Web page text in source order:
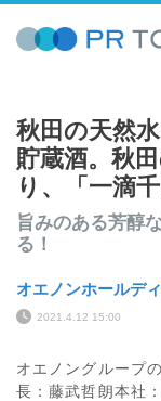
秋田の天然
貯蔵酒。秋
り、「一滴
旨みのある芳醇
る！
オエノンホールデ
2021.4.12 15:00
オエノングループ
長：藤武哲朗本社